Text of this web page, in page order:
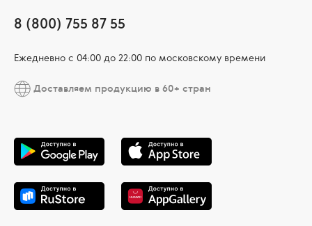
8 (800) 755 87 55
Ежедневно c 04:00 до 22:00 по московскому времени
Доставляем продукцию в 60+ стран